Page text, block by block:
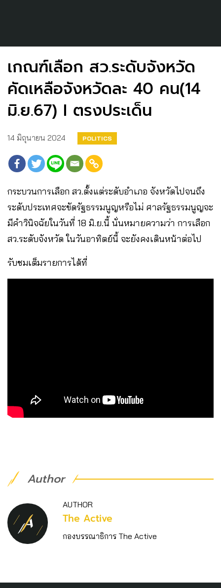
เกณฑ์เลือก สว.ระดับจังหวัด
คัดเหลือจังหวัดละ 40 คน(14
มิ.ย.67) I ตรงประเด็น
14 มิถุนายน 2024 POLITICS
กระบวนการเลือก สว.ตั้งแต่ระดับอำเภอ จังหวัดไปจนถึง
ระดับประเทศจะขัดรัฐธรรมนูญหรือไม่ ศาลรัฐธรรมนูญจะ
มีคำวินิจฉัยในวันที่ 18 มิ.ย.นี้ นั่นหมายความว่า การเลือก
สว.ระดับจังหวัด ในวันอาทิตย์นี้ จะยังคงเดินหน้าต่อไป
รับชมเต็มรายการได้ที่
Author
AUTHOR
The Active
กองบรรณาธิการ The Active